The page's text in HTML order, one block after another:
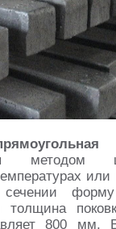
методом
или
форму
толщина
800 мм.